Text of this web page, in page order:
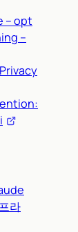
– opt
–
라